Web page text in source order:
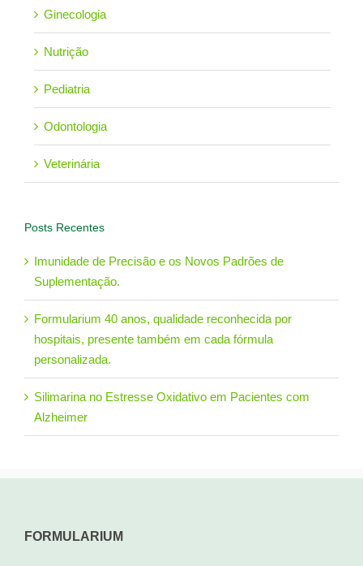
Ginecologia
Nutrição
Pediatria
Odontologia
Veterinária
Posts Recentes
Imunidade de Precisão e os Novos Padrões de
Suplementação.
Formularium 40 anos, qualidade reconhecida por
hospitais, presente também em cada fórmula
personalizada.
Silimarina no Estresse Oxidativo em Pacientes com
Alzheimer
FORMULARIUM